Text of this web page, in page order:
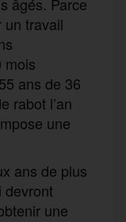
un travail
mois
ans de 36
rabot l’an
une
ans de plus
devront
une